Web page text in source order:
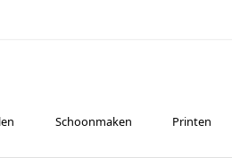
Schoonmaken Printen